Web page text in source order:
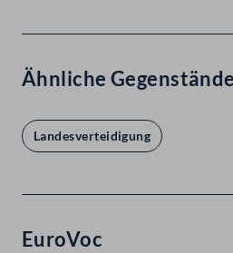
Ähnliche Gegenstände
Landesverteidigung
EuroVoc